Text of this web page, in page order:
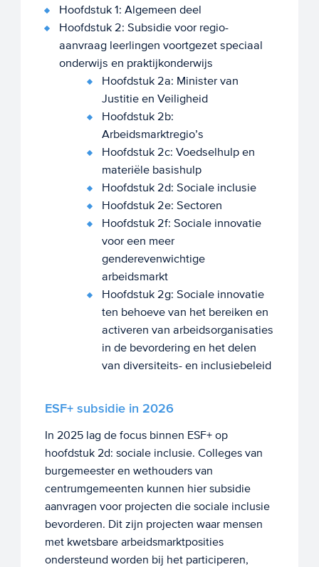
Hoofdstuk 1: Algemeen deel
Hoofdstuk 2: Subsidie voor regio-
aanvraag leerlingen voortgezet speciaal
onderwijs en praktijkonderwijs
Hoofdstuk 2a: Minister van
Justitie en Veiligheid
Hoofdstuk 2b:
Arbeidsmarktregio’s
Hoofdstuk 2c: Voedselhulp en
materiële basishulp
Hoofdstuk 2d: Sociale inclusie
Hoofdstuk 2e: Sectoren
Hoofdstuk 2f: Sociale innovatie
voor een meer
genderevenwichtige
arbeidsmarkt
Hoofdstuk 2g: Sociale innovatie
ten behoeve van het bereiken en
activeren van arbeidsorganisaties
in de bevordering en het delen
van diversiteits- en inclusiebeleid
ESF+ subsidie in 2026
In 2025 lag de focus binnen ESF+ op
hoofdstuk 2d: sociale inclusie. Colleges van
burgemeester en wethouders van
centrumgemeenten kunnen hier subsidie
aanvragen voor projecten die sociale inclusie
bevorderen. Dit zijn projecten waar mensen
met kwetsbare arbeidsmarktposities
ondersteund worden bij het participeren,